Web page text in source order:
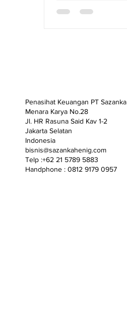
Penasihat Keuangan PT Sazanka
Menara Karya No.28
Jl. HR Rasuna Said Kav 1-2
Jakarta Selatan
Indonesia
bisnis@sazankahenig.com
Telp :+62 21 5789 5883
Handphone : 0812 9179 0957